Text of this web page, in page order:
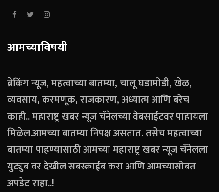
आमच्याविषयी
ब्रेकिंग न्यूज, महत्वाच्या बातम्या, चालू घडामोडी, खेळ,
व्यवसाय, करमणूक, राजकारण, अध्यात्म आणि बरेच
काही.. महाराष्ट्र खबर न्यूज चॅनेलच्या वेबसाईटवर पाहायला
मिळेल.आमच्या बातम्या निपक्ष असतात. तसेच महत्वाच्या
बातम्या पाहण्यासाठी आमच्या महाराष्ट्र खबर न्यूज चॅनेलला
युट्युब वर देखील सबस्क्राईब करा आणि आमच्यासोबत
अपडेट राहा..!